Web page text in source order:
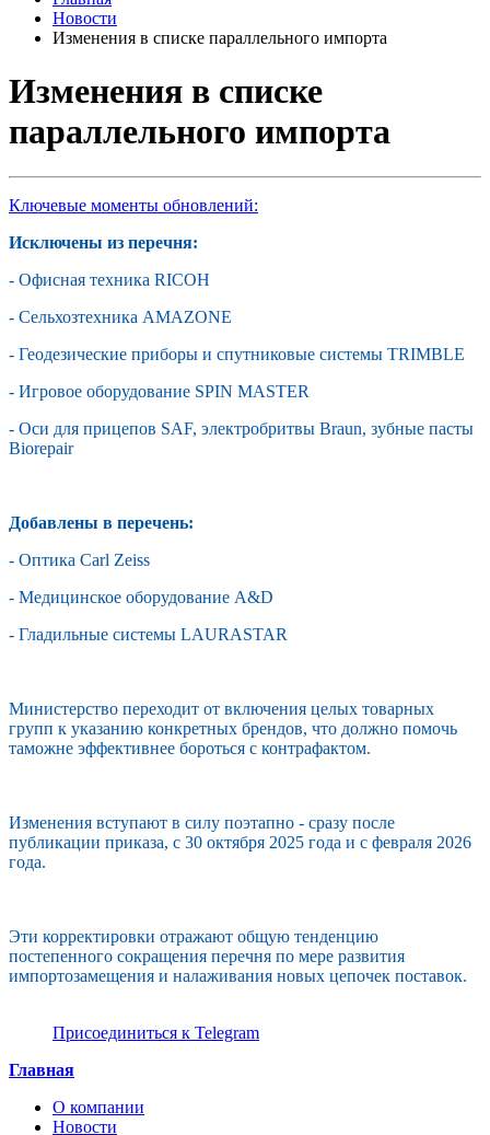
Новости
Изменения в списке параллельного импорта
Изменения в списке
параллельного импорта
Ключевые моменты обновлений:
Исключены из перечня:
- Офисная техника RICOH
- Сельхозтехника AMAZONE
- Геодезические приборы и спутниковые системы TRIMBLE
- Игровое оборудование SPIN MASTER
- Оси для прицепов SAF, электробритвы Braun, зубные пасты
Biorepair
Добавлены в перечень:
- Оптика Carl Zeiss
- Медицинское оборудование A&D
- Гладильные системы LAURASTAR
Министерство переходит от включения целых товарных
групп к указанию конкретных брендов, что должно помочь
таможне эффективнее бороться с контрафактом.
Изменения вступают в силу поэтапно - сразу после
публикации приказа, с 30 октября 2025 года и с февраля 2026
года.
Эти корректировки отражают общую тенденцию
постепенного сокращения перечня по мере развития
импортозамещения и налаживания новых цепочек поставок.
Присоединиться к Telegram
Главная
О компании
Новости